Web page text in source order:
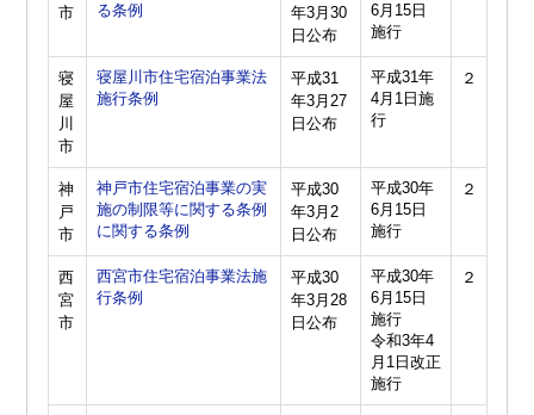
市
る条例
年3月30
日公布
6月15日
施行
寝
屋
川
市
寝屋川市住宅宿泊事業法
施行条例
平成31
年3月27
日公布
平成31年
4月1日施
行
２
神
戸
市
神戸市住宅宿泊事業の実
施の制限等に関する条例
に関する条例
平成30
年3月2
日公布
平成30年
6月15日
施行
２
西
宮
市
西宮市住宅宿泊事業法施
行条例
平成30
年3月28
日公布
平成30年
6月15日
施行
令和3年4
月1日改正
施行
２